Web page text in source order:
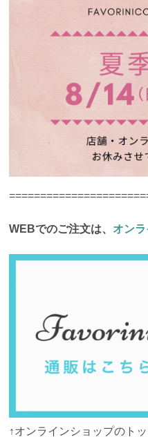
WEBでのご注文は、 オン
↑オンラインショップのト